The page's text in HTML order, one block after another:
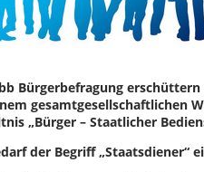
Bürgerbefragung
gesamtgesellschaftlichen
„Bürger – Staatlicher
der Begriff „Staatsdiener“